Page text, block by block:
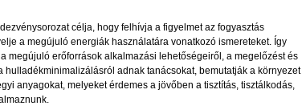
célja, hogy felhívja a figyelmet az fogyasztás
a megújuló energiák használatára vonatkozó ismereteket. Így
megújuló erőforrások alkalmazási lehetőségeiről, a megelőzést és
hulladékminimalizálásról adnak tanácsokat, bemutatják a környezet
anyagokat, melyeket érdemes a jövőben a tisztítás, tisztálkodás,